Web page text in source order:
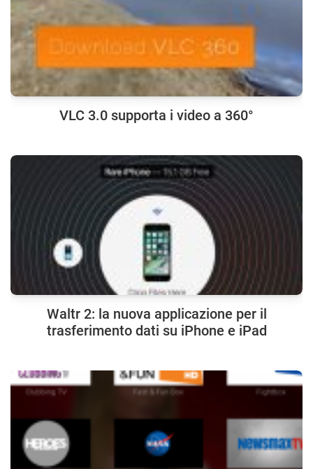
VLC 3.0 supporta i video a 360°
Waltr 2: la nuova applicazione per il
trasferimento dati su iPhone e iPad